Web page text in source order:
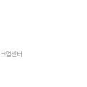
업센터